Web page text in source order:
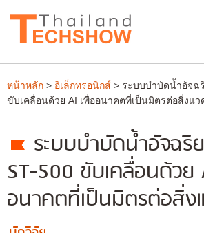
หน้าหลัก > อิเล็กทรอนิกส์ > ระบบบำบัดน้ำอัจฉ
ขับเคลื่อนด้วย AI เพื่ออนาคตที่เป็นมิตรต่อสิ่งแว
ระบบบำบัดน้ำอัจฉริ
ST-500 ขับเคลื่อนด้วย
อนาคตที่เป็นมิตรต่อสิ่ง